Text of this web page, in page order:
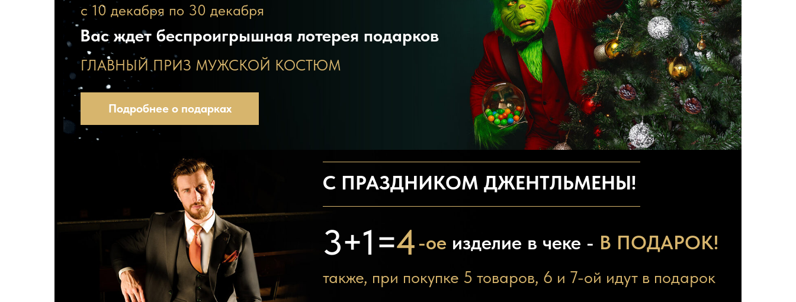
Подробнее о подарках
с 10 декабря по 30 декабря
Вас ждет беспроигрышная лотерея подарков
ВАС ЖДЕТ
БЕСПРОИГРЫШНАЯ
ЛОТЕРЕЯ ПОДАРКОВ
ГЛАВНЫЙ ПРИЗ МУЖСКОЙ КОСТЮМ
ГЛАВНЫЙ ПРИЗ
МУЖСКОЙ КОСТЮМ
также, при покупке 5 товаров, 6 и 7-ой идут в подарок
С ПРАЗДНИКОМ ДЖЕНТЛЬМЕНЫ!
3+1=4 -ое изделие в чеке - В ПОДАРОК!